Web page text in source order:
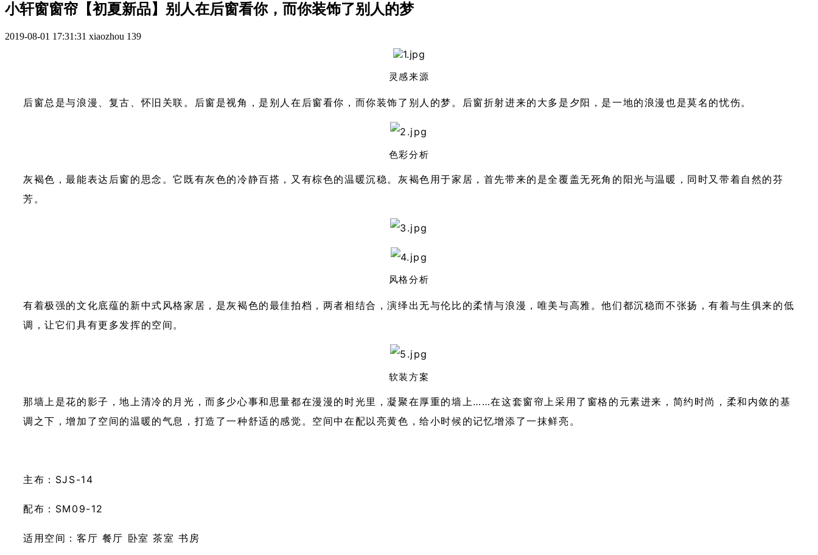
小轩窗窗帘【初夏新品】别人在后窗看你，而你装饰了别人的梦
2019-08-01 17:31:31 xiaozhou 139
灵感来源
后窗总是与浪漫、复古、怀旧关联。后窗是视角，是别人在后窗看你，而你装饰了别人的梦。后窗折射进来的大多是夕阳，是一地的浪漫也是莫名的忧伤。
色彩分析
灰褐色，最能表达后窗的思念。它既有灰色的冷静百搭，又有棕色的温暖沉稳。灰褐色用于家居，首先带来的是全覆盖无死角的阳光与温暖，同时又带着自然的芬
芳。
风格分析
有着极强的文化底蕴的新中式风格家居，是灰褐色的最佳拍档，两者相结合，演绎出无与伦比的柔情与浪漫，唯美与高雅。他们都沉稳而不张扬，有着与生俱来的低
调，让它们具有更多发挥的空间。
软装方案
那墙上是花的影子，地上清冷的月光，而多少心事和思量都在漫漫的时光里，凝聚在厚重的墙上……在这套窗帘上采用了窗格的元素进来，简约时尚，柔和内敛的基
调之下，增加了空间的温暖的气息，打造了一种舒适的感觉。空间中在配以亮黄色，给小时候的记忆增添了一抹鲜亮。
主布：SJS-14
配布：SM09-12
适用空间：客厅 餐厅 卧室 茶室 书房